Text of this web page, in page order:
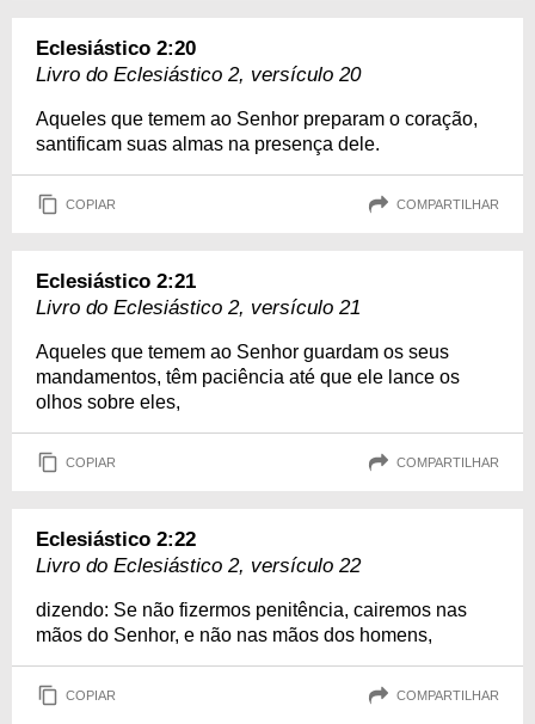
Eclesiástico 2:20
Livro do Eclesiástico 2, versículo 20
Aqueles que temem ao Senhor preparam o coração,
santificam suas almas na presença dele.
COPIAR COMPARTILHAR
Eclesiástico 2:21
Livro do Eclesiástico 2, versículo 21
Aqueles que temem ao Senhor guardam os seus
mandamentos, têm paciência até que ele lance os
olhos sobre eles,
COPIAR COMPARTILHAR
Eclesiástico 2:22
Livro do Eclesiástico 2, versículo 22
dizendo: Se não fizermos penitência, cairemos nas
mãos do Senhor, e não nas mãos dos homens,
COPIAR COMPARTILHAR